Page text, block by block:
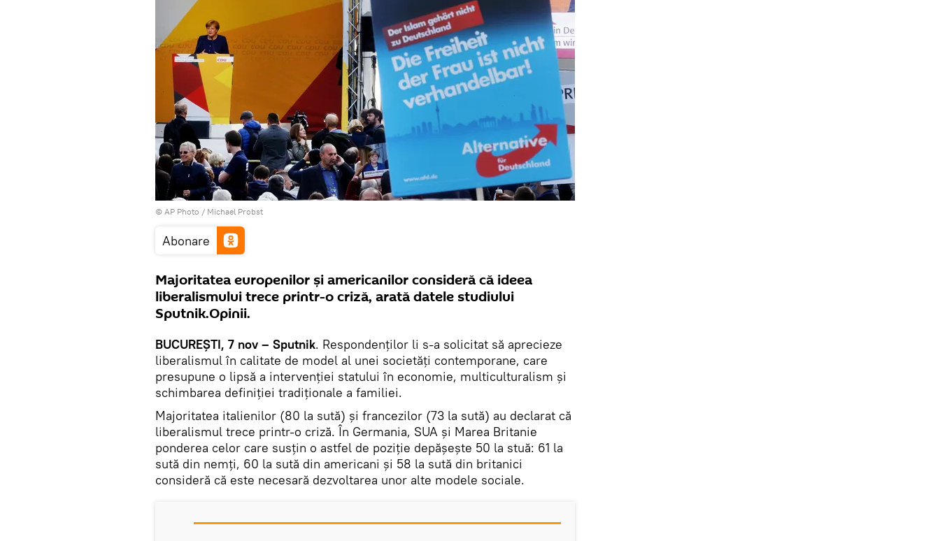
© AP Photo / Michael Probst
Abonare
Majoritatea europenilor și americanilor consideră că ideea
liberalismului trece printr-o criză, arată datele studiului
Sputnik.Opinii.
BUCUREȘTI, 7 nov – Sputnik. Respondenților li s-a solicitat să aprecieze
liberalismul în calitate de model al unei societăți contemporane, care
presupune o lipsă a intervenției statului în economie, multiculturalism și
schimbarea definiției tradiționale a familiei.
Majoritatea italienilor (80 la sută) și francezilor (73 la sută) au declarat că
liberalismul trece printr-o criză. În Germania, SUA și Marea Britanie
ponderea celor care susțin o astfel de poziție depășește 50 la stuă: 61 la
sută din nemți, 60 la sută din americani și 58 la sută din britanici
consideră că este necesară dezvoltarea unor alte modele sociale.